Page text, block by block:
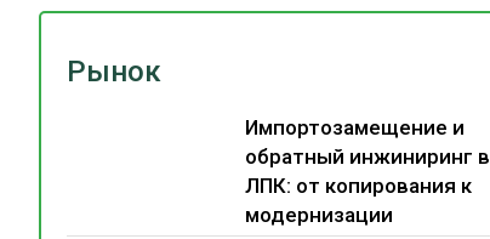
Рынок
Импортозамещение и
обратный инжиниринг в
ЛПК: от копирования к
модернизации